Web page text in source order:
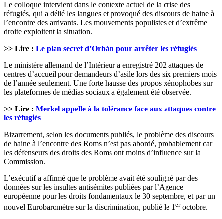
Le colloque intervient dans le contexte actuel de la crise des
réfugiés, qui a délié les langues et provoqué des discours de haine à
l’encontre des arrivants. Les mouvements populistes et d’extrême
droite exploitent la situation.
>> Lire : Le plan secret d’Orbán pour arrêter les réfugiés
Le ministère allemand de l’Intérieur a enregistré 202 attaques de
centres d’accueil pour demandeurs d’asile lors des six premiers mois
de l’année seulement. Une forte hausse des propos xénophobes sur
les plateformes de médias sociaux a également été observée.
>> Lire : Merkel appelle à la tolérance face aux attaques contre
les réfugiés
Bizarrement, selon les documents publiés, le problème des discours
de haine à l’encontre des Roms n’est pas abordé, probablement car
les défenseurs des droits des Roms ont moins d’influence sur la
Commission.
L’exécutif a affirmé que le problème avait été souligné par des
données sur les insultes antisémites publiées par l’Agence
européenne pour les droits fondamentaux le 30 septembre, et par un
nouvel Eurobaromètre sur la discrimination, publié le 1eroctobre.